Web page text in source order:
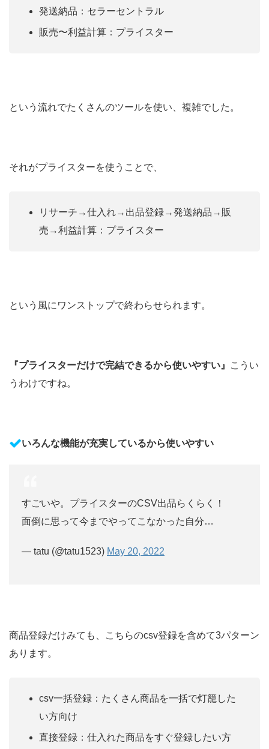
発送納品：セラーセントラル
販売〜利益計算：プライスター
という流れでたくさんのツールを使い、複雑でした。
それがプライスターを使うことで、
リサーチ→仕入れ→出品登録→発送納品→販
売→利益計算：プライスター
という風にワンストップで終わらせられます。
『プライスターだけで完結できるから使いやすい』
こうい
うわけですね。
いろんな機能が充実しているから使いやすい
すごいや。プライスターのCSV出品らくらく！
面倒に思って今までやってこなかった自分…
— tatu (@tatu1523) May 20, 2022
商品登録だけみても、こちらのcsv登録を含めて3パターン
あります。
csv一括登録：たくさん商品を一括で灯籠した
い方向け
直接登録：仕入れた商品をすぐ登録したい方